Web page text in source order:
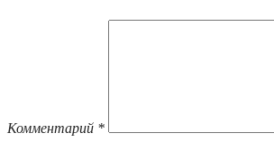
Комментарий *